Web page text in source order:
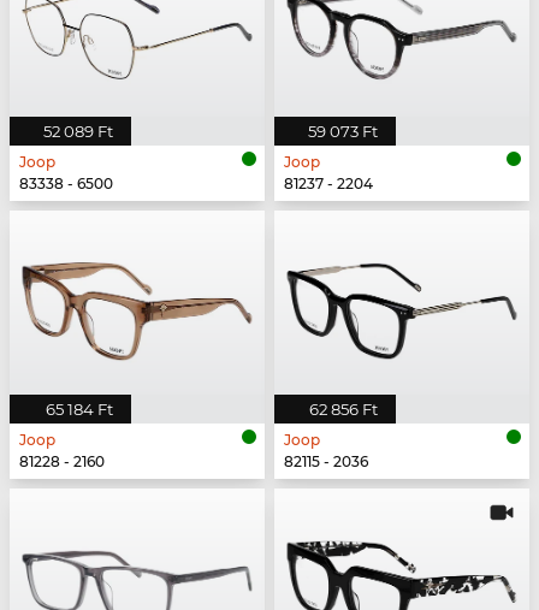
52 089 Ft
Joop
83338 - 6500
59 073 Ft
Joop
81237 - 2204
65 184 Ft
Joop
81228 - 2160
62 856 Ft
Joop
82115 - 2036